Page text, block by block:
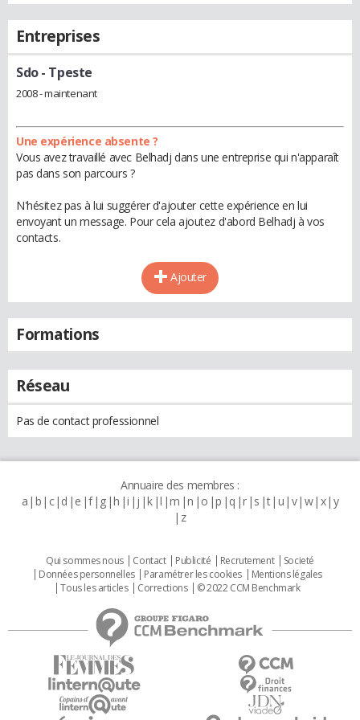
Entreprises
Sdo- Tpeste
2008 - maintenant
Une expérience absente ?
Vous avez travaillé avec Belhadj dans une entreprise qui n'apparaît
pas dans son parcours ?
N'hésitez pas à lui suggérer d'ajouter cette expérience en lui
envoyant un message. Pour cela ajoutez d'abord Belhadj à vos
contacts.
Ajouter
Formations
Réseau
Pas de contact professionnel
Annuaire des membres :
a b c d e f g h i j k l m n o p q r s t u v w x y
z
Qui sommes nous Contact Publicité Recrutement
Societé
Données personnelles
Paramétrer les cookies
Mentions légales
Tous les articles
Corrections © 2022 CCM Benchmark